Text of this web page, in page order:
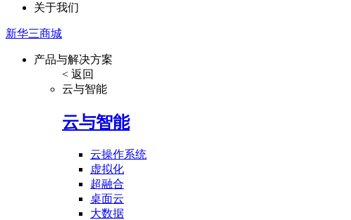
关于我们
新华三商城
产品与解决方案
< 返回
云与智能
云与智能
云操作系统
虚拟化
超融合
桌面云
大数据